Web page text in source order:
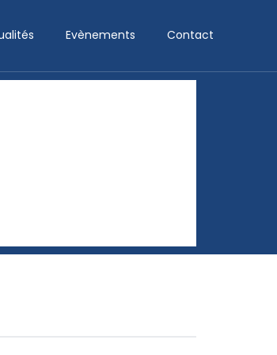
Evènements Contact